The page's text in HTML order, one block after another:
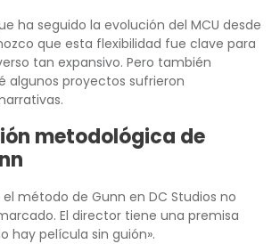
ha seguido la evolución del MCU desde
que esta flexibilidad fue clave para
tan expansivo. Pero también
algunos proyectos sufrieron
metodológica de
método de Gunn en DC Studios no
El director tiene una premisa
hay película sin guión».